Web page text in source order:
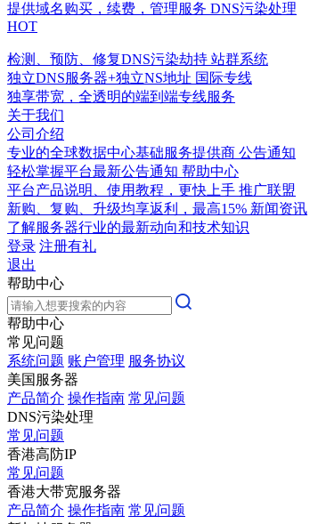
提供域名购买，续费，管理服务 DNS污染处理
HOT
检测、预防、修复DNS污染劫持 站群系统
独立DNS服务器+独立NS地址 国际专线
独享带宽，全透明的端到端专线服务
关于我们
公司介绍
专业的全球数据中心基础服务提供商 公告通知
轻松掌握平台最新公告通知 帮助中心
平台产品说明、使用教程，更快上手 推广联盟
新购、复购、升级均享返利，最高15% 新闻资讯
了解服务器行业的最新动向和技术知识
登录 注册有礼
退出
帮助中心
帮助中心
常见问题
系统问题 账户管理 服务协议
美国服务器
产品简介 操作指南 常见问题
DNS污染处理
常见问题
香港高防IP
常见问题
香港大带宽服务器
产品简介 操作指南 常见问题